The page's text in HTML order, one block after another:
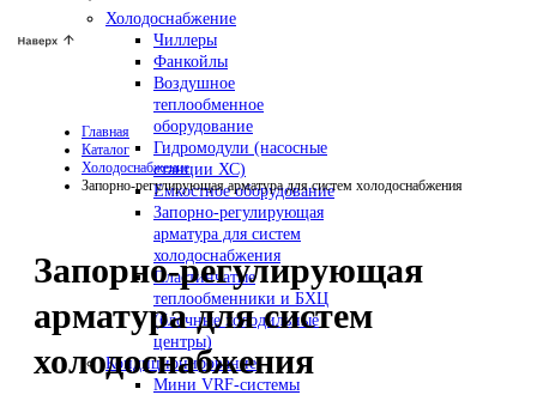
Холодоснабжение
Чиллеры
Фанкойлы
Воздушное
теплообменное
оборудование
Гидромодули (насосные
станции ХС)
Емкостное оборудование
Запорно-регулирующая
арматура для систем
холодоснабжения
Пластинчатые
теплообменники и БХЦ
(блочные холодильные
центры)
Кондиционирование
Мини VRF-системы
Главная
Каталог
Холодоснабжение
Запорно-регулирующая арматура для систем холодоснабжения
Запорно-регулирующая
арматура для систем
холодоснабжения